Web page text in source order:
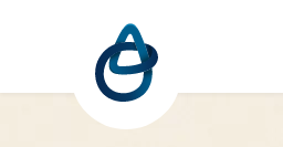
Zum Hauptinhalt springen